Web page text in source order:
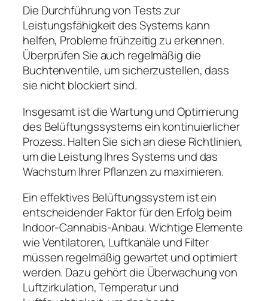
Die Durchführung von Tests zur
Leistungsfähigkeit des Systems kann
helfen, Probleme frühzeitig zu erkennen.
Überprüfen Sie auch regelmäßig die
Buchtenventile, um sicherzustellen, dass
sie nicht blockiert sind.
Insgesamt ist die Wartung und Optimierung
des Belüftungssystems ein kontinuierlicher
Prozess. Halten Sie sich an diese Richtlinien,
um die Leistung Ihres Systems und das
Wachstum Ihrer Pflanzen zu maximieren.
Ein effektives Belüftungssystem ist ein
entscheidender Faktor für den Erfolg beim
Indoor-Cannabis-Anbau. Wichtige Elemente
wie Ventilatoren, Luftkanäle und Filter
müssen regelmäßig gewartet und optimiert
werden. Dazu gehört die Überwachung von
Luftzirkulation, Temperatur und